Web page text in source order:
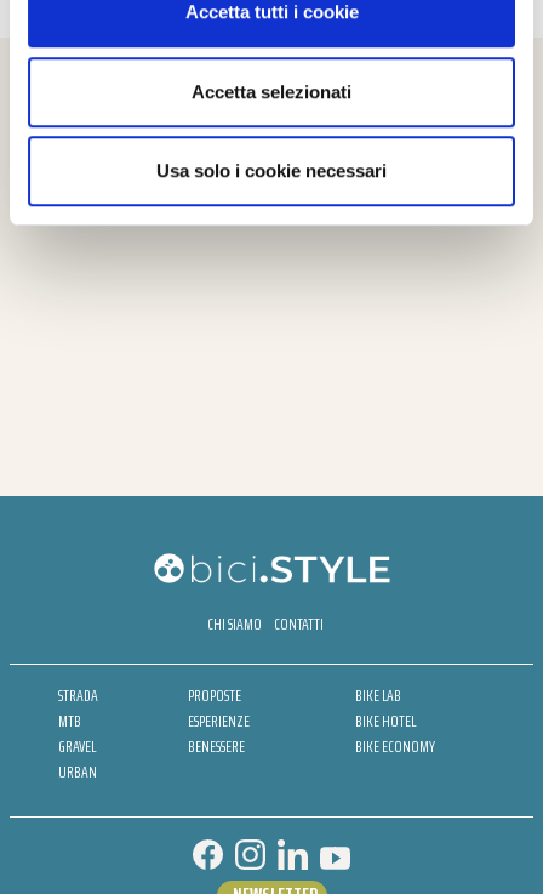
Accetta tutti i cookie
Accetta selezionati
Usa solo i cookie necessari
CHI SIAMO CONTATTI
STRADA
MTB
GRAVEL
URBAN
PROPOSTE
ESPERIENZE
BENESSERE
BIKE LAB
BIKE HOTEL
BIKE ECONOMY